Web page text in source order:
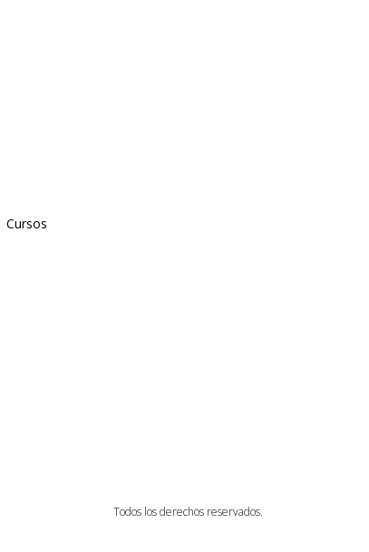
Cursos
Todos los derechos reservados.